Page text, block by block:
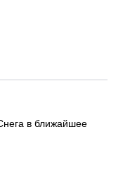
в ближайшее